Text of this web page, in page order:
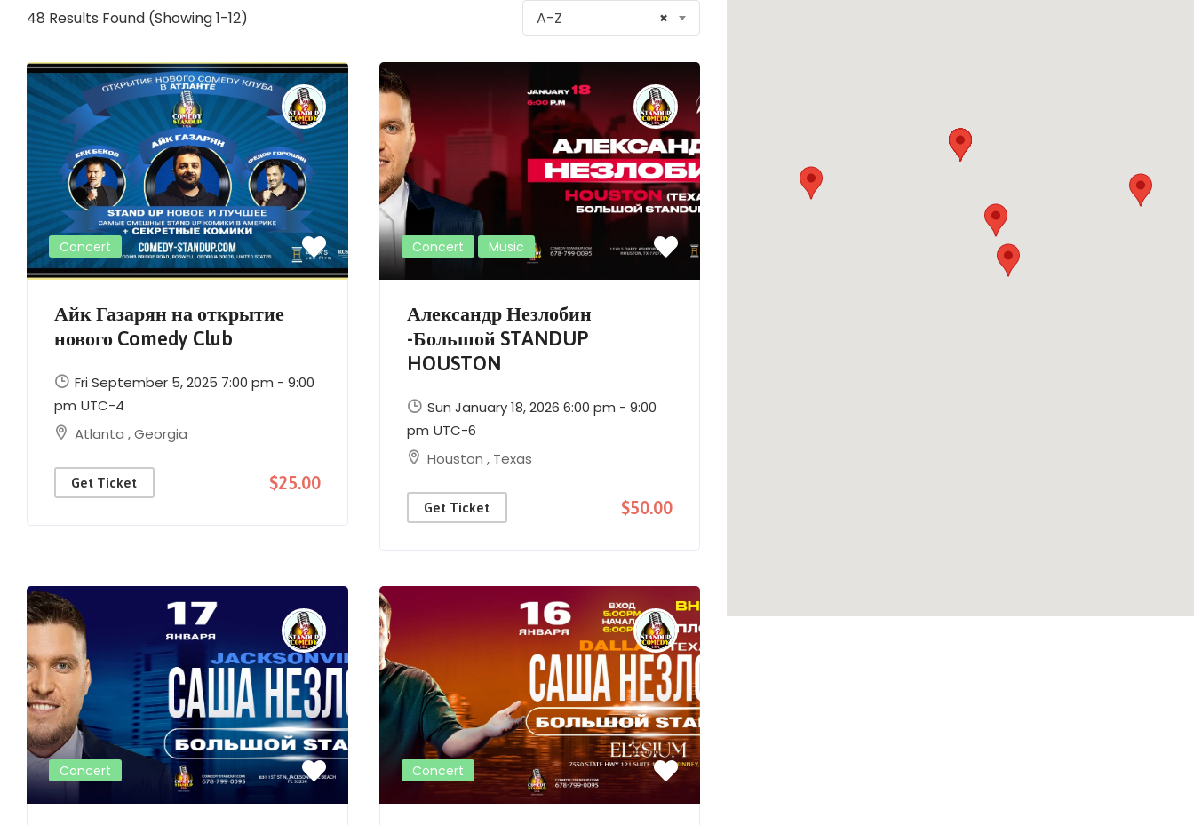
48 Results Found (Showing 1-12) ×
A-Z
Concert
Айк Газарян на открытие
нового Comedy Club
Fri September 5, 2025 7:00 pm - 9:00
pm UTC-4
Atlanta ,Georgia
Get Ticket $25.00
Concert Music
Александр Незлобин
-Большой STANDUP
HOUSTON
Sun January 18, 2026 6:00 pm - 9:00
pm UTC-6
Houston , Texas
Get Ticket $50.00
Concert Concert